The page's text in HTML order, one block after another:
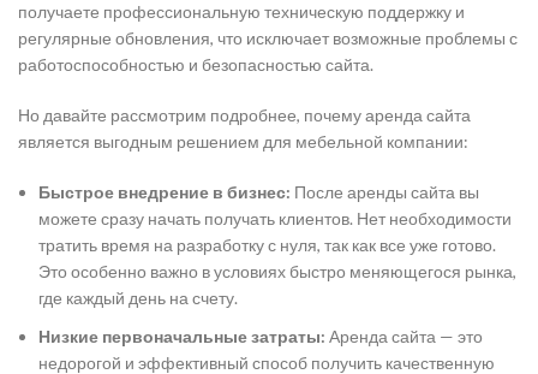
получаете профессиональную техническую поддержку и
регулярные обновления, что исключает возможные проблемы с
работоспособностью и безопасностью сайта.
Но давайте рассмотрим подробнее, почему аренда сайта
является выгодным решением для мебельной компании:
Быстрое внедрение в бизнес: После аренды сайта вы
можете сразу начать получать клиентов. Нет необходимости
тратить время на разработку с нуля, так как все уже готово.
Это особенно важно в условиях быстро меняющегося рынка,
где каждый день на счету.
Низкие первоначальные затраты: Аренда сайта — это
недорогой и эффективный способ получить качественную